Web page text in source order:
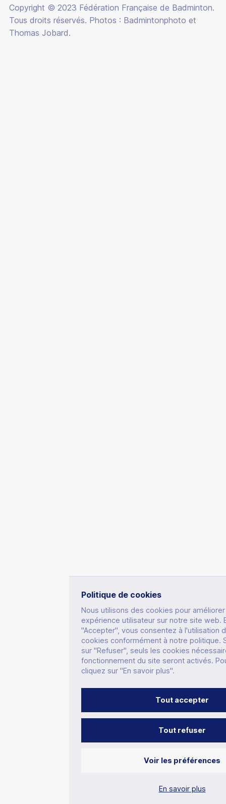
Politique de cookies
Nous utilisons des cookies pour
expérience utilisateur sur notre site web.
"Accepter", vous consentez à l'utilisation
cookies conformément à notre politique.
sur "Refuser", seuls les cookies
fonctionnement du site seront activés.
cliquez sur "En savoir plus".
Tout accepter
Tout refuser
Voir les préférences
En savoir plus
ÉQUIPEMENTS
ACTUALITÉS
BOUTIQUE
CARRIÈRES
Copyright © 2023 Fédération Française de Badminton.
Tous droits réservés. Photos : Badmintonphoto et
Thomas Jobard.